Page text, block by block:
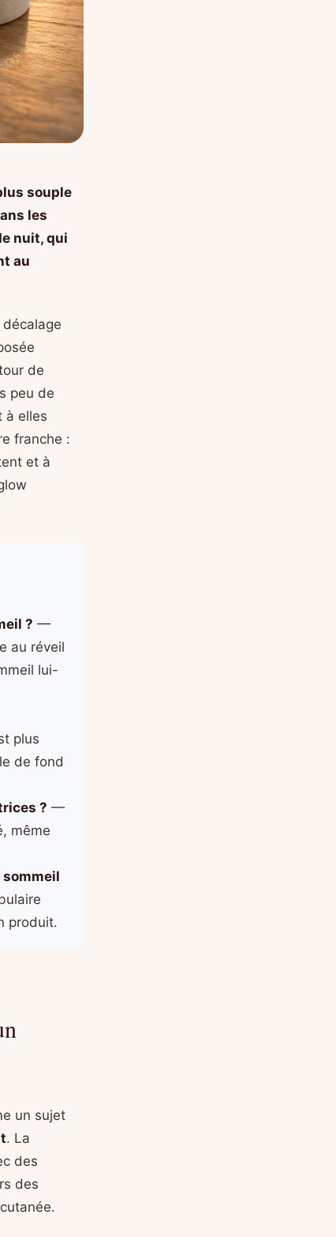
souple
les
nuit, qui
au
de
peu de
à elles
franche :
et à
? —
au réveil
lui-
plus
de fond
? —
même
sommeil
produit.
un sujet
. La
des
des